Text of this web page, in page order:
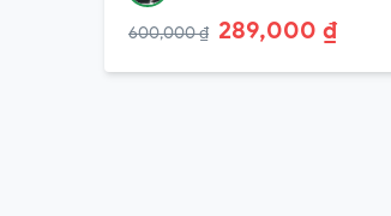
600,000 ₫ 289,000 ₫